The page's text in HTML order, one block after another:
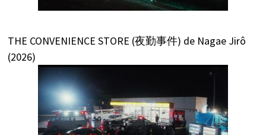
THE CONVENIENCE STORE (夜勤事件) de Nagae Jirô
(2026)